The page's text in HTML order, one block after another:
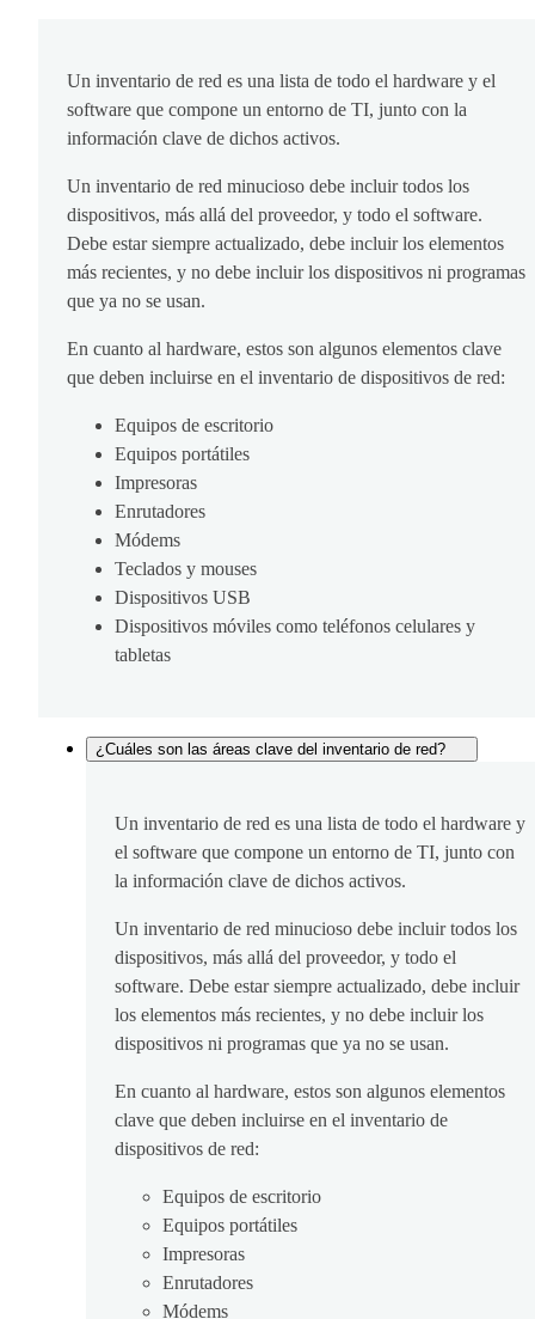
Un inventario de red es una lista de todo el hardware y el
software que compone un entorno de TI, junto con la
información clave de dichos activos.
Un inventario de red minucioso debe incluir todos los
dispositivos, más allá del proveedor, y todo el software.
Debe estar siempre actualizado, debe incluir los elementos
más recientes, y no debe incluir los dispositivos ni programas
que ya no se usan.
En cuanto al hardware, estos son algunos elementos clave
que deben incluirse en el inventario de dispositivos de red:
Equipos de escritorio
Equipos portátiles
Impresoras
Enrutadores
Módems
Teclados y mouses
Dispositivos USB
Dispositivos móviles como teléfonos celulares y
tabletas
¿Cuáles son las áreas clave del inventario de red?
Un inventario de red es una lista de todo el hardware y
el software que compone un entorno de TI, junto con
la información clave de dichos activos.
Un inventario de red minucioso debe incluir todos los
dispositivos, más allá del proveedor, y todo el
software. Debe estar siempre actualizado, debe incluir
los elementos más recientes, y no debe incluir los
dispositivos ni programas que ya no se usan.
En cuanto al hardware, estos son algunos elementos
clave que deben incluirse en el inventario de
dispositivos de red:
Equipos de escritorio
Equipos portátiles
Impresoras
Enrutadores
Módems